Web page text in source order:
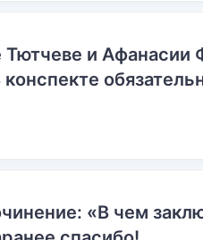
и
«В чем